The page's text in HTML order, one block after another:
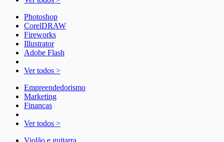
Photoshop
CorelDRAW
Fireworks
Illustrator
Adobe Flash
Ver todos >
Empreendedorismo
Marketing
Finanças
Ver todos >
Violão e guitarra